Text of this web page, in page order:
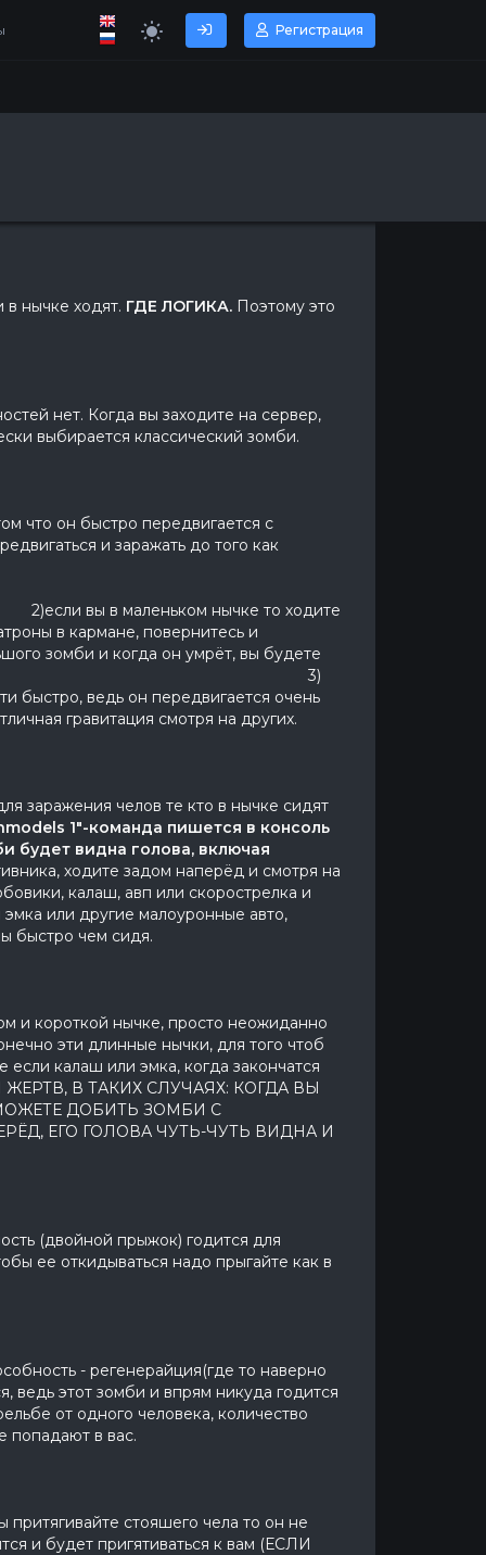
Регистрация
нычке ходят. ГДЕ ЛОГИКА. Поэтому это
нет. Когда вы заходите на сервер,
выбирается классический зомби.
что он быстро передвигается с
и заражать до того как
маленьком нычке то ходите
в кармане, повернитесь и
зомби и когда он умрёт, вы будете
заражайте. 3)
быстро, ведь он передвигается очень
гравитация смотря на других.
заражения челов те кто в нычке сидят
1"-команда пишется в консоль
будет видна голова, включая
ходите задом наперёд и смотря на
калаш, авп или скорострелка и
или другие малоуронные авто,
быстро чем сидя.
и короткой нычке, просто неожиданно
эти длинные нычки, для того чтоб
калаш или эмка, когда закончатся
ЖЕРТВ, В ТАКИХ СЛУЧАЯХ: КОГДА ВЫ
ДОБИТЬ ЗОМБИ С
ЕГО ГОЛОВА ЧУТЬ-ЧУТЬ ВИДНА И
(двойной прыжок) годится для
ее откидываться надо прыгайте как в
- регенерайция(где то наверно
ведь этот зомби и впрям никуда годится
от одного человека, количество
попадают в вас.
притягивайте стояшего чела то он не
и будет пригятиваться к вам (ЕСЛИ